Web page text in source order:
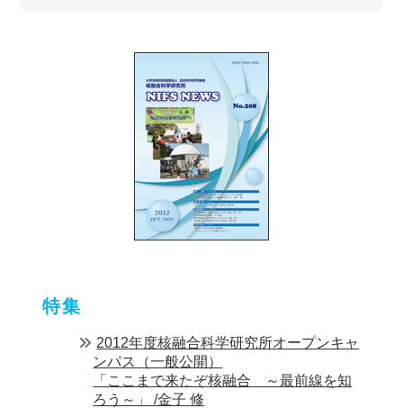
特集
2012年度核融合科学研究所オープンキャ
ンパス（一般公開）
「ここまで来たぞ核融合 ～最前線を知
ろう～」 /金子 修